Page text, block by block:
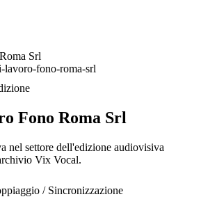
Srl
lavoro-fono-roma-srl
Fono Roma Srl
nel settore dell'edizione audiovisiva
Vix Vocal.
/ Sincronizzazione